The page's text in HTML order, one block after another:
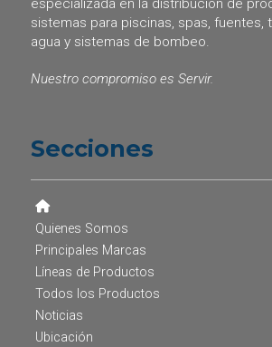
especializada en la distribución de
sistemas para piscinas, spas, fuentes,
agua y sistemas de bombeo.
Nuestro compromiso es Servir.
Secciones
Quienes Somos
Principales Marcas
Líneas de Productos
Todos los Productos
Noticias
Ubicación